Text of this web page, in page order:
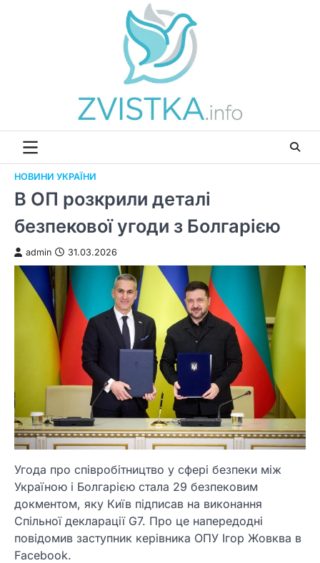
НОВИНИ УКРАЇНИ
В ОП розкрили деталі
безпекової угоди з Болгарією
admin 31.03.2026
Угода про співробітництво у сфері безпеки між
Україною і Болгарією стала 29 безпековим
докментом, яку Київ підписав на виконання
Спільної декларації G7. Про це напередодні
повідомив заступник керівника ОПУ Ігор Жовква в
Facebook.